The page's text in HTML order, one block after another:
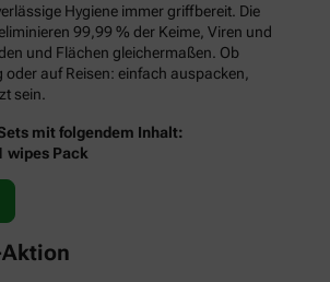
Hygiene immer griffbereit. Die
99,99 % der Keime, Viren und
und Flächen gleichermaßen. Ob
auf Reisen: einfach auspacken,
sein.
mit folgendem Inhalt:
wipes Pack